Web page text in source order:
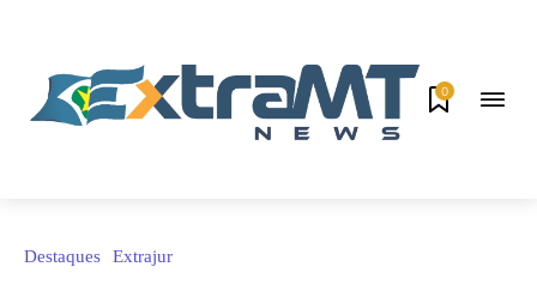
0
Destaques Extrajur